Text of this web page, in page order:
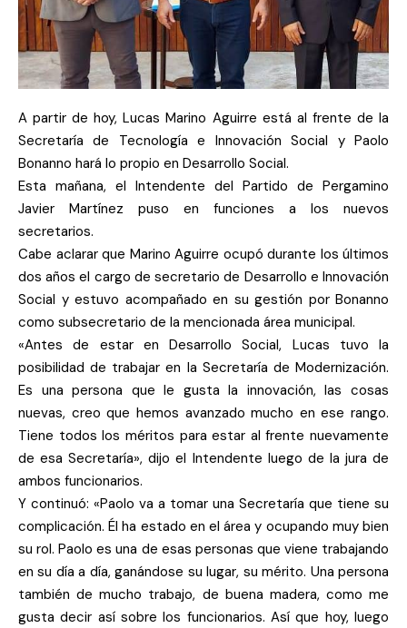
A partir de hoy, Lucas Marino Aguirre está al frente de la
Secretaría de Tecnología e Innovación Social y Paolo
Bonanno hará lo propio en Desarrollo Social.
Esta mañana, el Intendente del Partido de Pergamino
Javier Martínez puso en funciones a los nuevos
secretarios.
Cabe aclarar que Marino Aguirre ocupó durante los últimos
dos años el cargo de secretario de Desarrollo e Innovación
Social y estuvo acompañado en su gestión por Bonanno
como subsecretario de la mencionada área municipal.
«Antes de estar en Desarrollo Social, Lucas tuvo la
posibilidad de trabajar en la Secretaría de Modernización.
Es una persona que le gusta la innovación, las cosas
nuevas, creo que hemos avanzado mucho en ese rango.
Tiene todos los méritos para estar al frente nuevamente
de esa Secretaría», dijo el Intendente luego de la jura de
ambos funcionarios.
Y continuó: «Paolo va a tomar una Secretaría que tiene su
complicación. Él ha estado en el área y ocupando muy bien
su rol. Paolo es una de esas personas que viene trabajando
en su día a día, ganándose su lugar, su mérito. Una persona
también de mucho trabajo, de buena madera, como me
gusta decir así sobre los funcionarios. Así que hoy, luego